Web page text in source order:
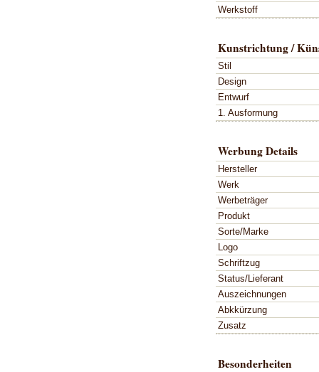
Werkstoff
Kunstrichtung /
Stil
Design
Entwurf
1. Ausformung
Werbung Details
Hersteller
Werk
Werbeträger
Produkt
Sorte/Marke
Logo
Schriftzug
Status/Lieferant
Auszeichnungen
Abkkürzung
Zusatz
Besonderheiten